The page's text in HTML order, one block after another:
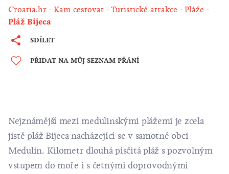
Croatia.hr Kam cestovat Turistické atrakce Pláže
Pláž Bijeca
SDÍLET
PŘIDAT NA MŮJ SEZNAM PŘÁNÍ
Nejznámější mezi medulinskými plážemi je zcela
jistě pláž Bijeca nacházející se v samotné obci
Medulin. Kilometr dlouhá písčitá pláž s pozvolným
vstupem do moře i s četnými doprovodnými